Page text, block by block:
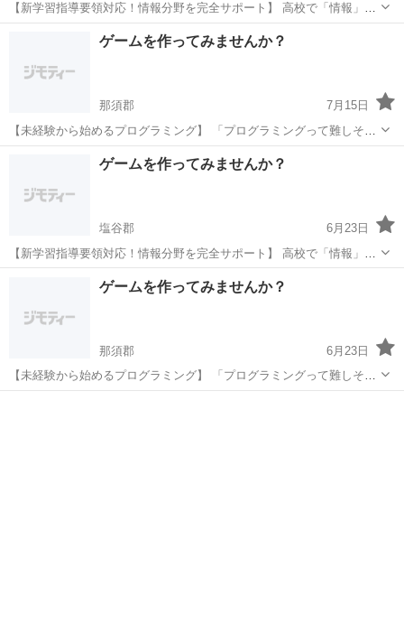
【新学習指導要領対応！情報分野を完全サポート】 高校で「情報」が
必修化されました。 プログラミングの基礎をしっかり身につけましょ
学校の授業...
プログラミング 思考力
ゲームを作ってみませんか？
那須郡
7月15日
【未経験から始めるプログラミング】 「プログラミングって難しそ
う...」そんなイメージを払拭します！ 当塾が選ばれる理由 初心者向け
プログラミング 未経験
ゲームを作ってみませんか？
塩谷郡
6月23日
【新学習指導要領対応！情報分野を完全サポート】 高校で「情報」が
必修化されました。 プログラミングの基礎をしっかり身につけましょ
プログラミング 思考力
ゲームを作ってみませんか？
那須郡
6月23日
【未経験から始めるプログラミング】 「プログラミングって難しそ
う...」そんなイメージを払拭します！ 当塾が選ばれる理由 初心者向け